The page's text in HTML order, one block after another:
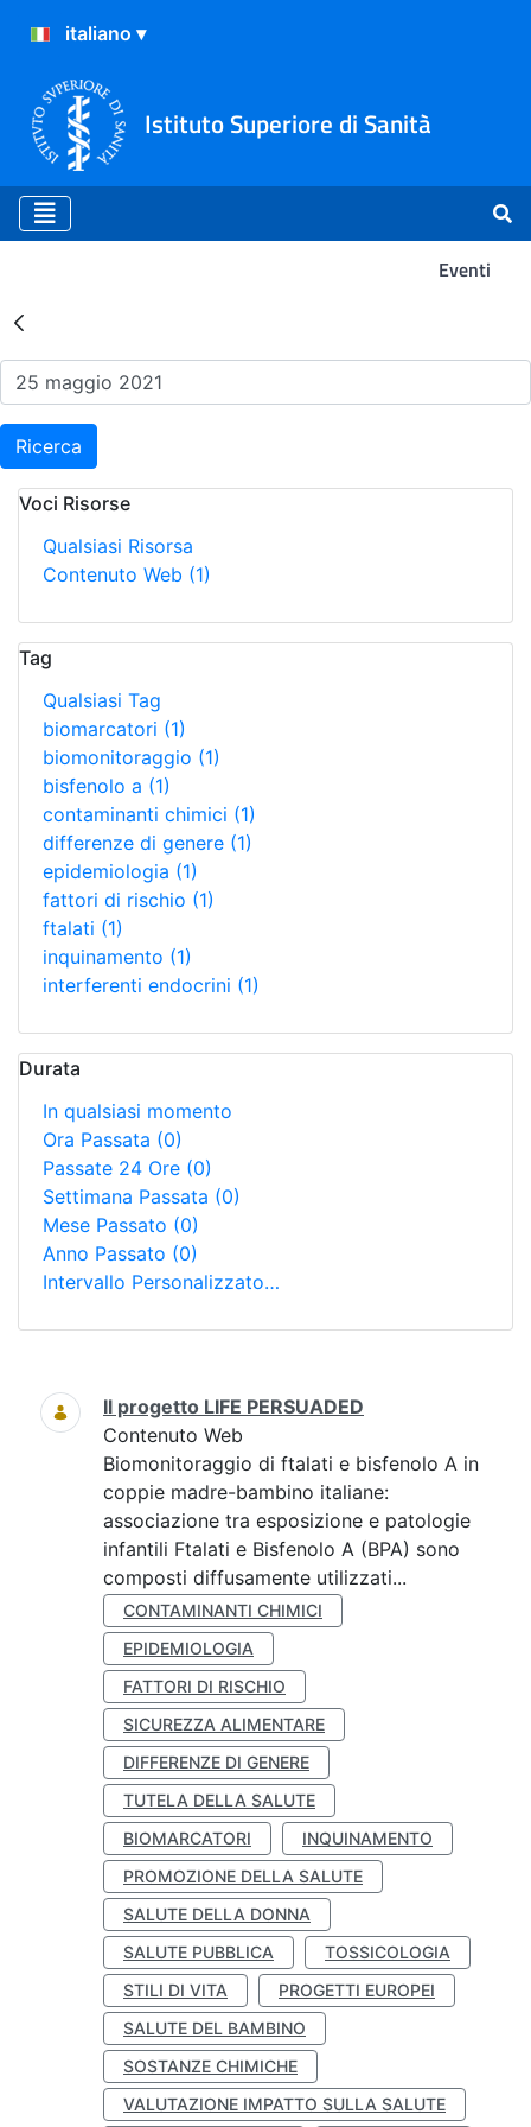
Istituto Superiore di Sanità
Eventi
Risultati della Ricerca -
Ricerca
Voci Risorse
Qualsiasi Risorsa
Contenuto Web (1)
Tag
Qualsiasi Tag
biomarcatori (1)
biomonitoraggio (1)
bisfenolo a (1)
contaminanti chimici (1)
differenze di genere (1)
epidemiologia (1)
fattori di rischio (1)
ftalati (1)
inquinamento (1)
interferenti endocrini (1)
Durata
In qualsiasi momento
Ora Passata (0)
Passate 24 Ore (0)
Settimana Passata (0)
Mese Passato (0)
Anno Passato (0)
Intervallo Personalizzato…
Ricerca
Il progetto LIFE PERSUADED
Contenuto Web
Biomonitoraggio di ftalati e bisfenolo A in
coppie madre-bambino italiane:
associazione tra esposizione e patologie
infantili Ftalati e Bisfenolo A (BPA) sono
composti diffusamente utilizzati...
CONTAMINANTI CHIMICI
EPIDEMIOLOGIA
FATTORI DI RISCHIO
SICUREZZA ALIMENTARE
DIFFERENZE DI GENERE
TUTELA DELLA SALUTE
BIOMARCATORI
INQUINAMENTO
PROMOZIONE DELLA SALUTE
SALUTE DELLA DONNA
SALUTE PUBBLICA
TOSSICOLOGIA
STILI DI VITA
PROGETTI EUROPEI
SALUTE DEL BAMBINO
SOSTANZE CHIMICHE
VALUTAZIONE IMPATTO SULLA SALUTE